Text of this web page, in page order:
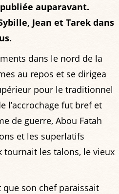
auparavant.
Jean et Tarek dans
dans le nord de la
au repos et se dirigea
pour le traditionnel
l’accrochage fut bref et
de guerre, Abou Fatah
et les superlatifs
tournait les talons, le vieux
que son chef paraissait